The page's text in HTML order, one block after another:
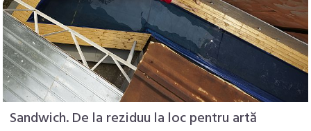
Sandwich. De la reziduu la loc pentru artă